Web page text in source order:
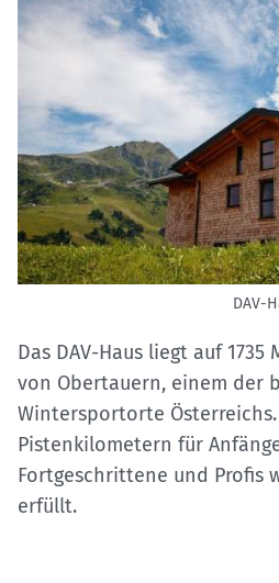
DAV-
Das DAV-Haus liegt auf
von Obertauern, einem der
Wintersportorte
Pistenkilometern für
Fortgeschrittene und Profis
erfüllt.